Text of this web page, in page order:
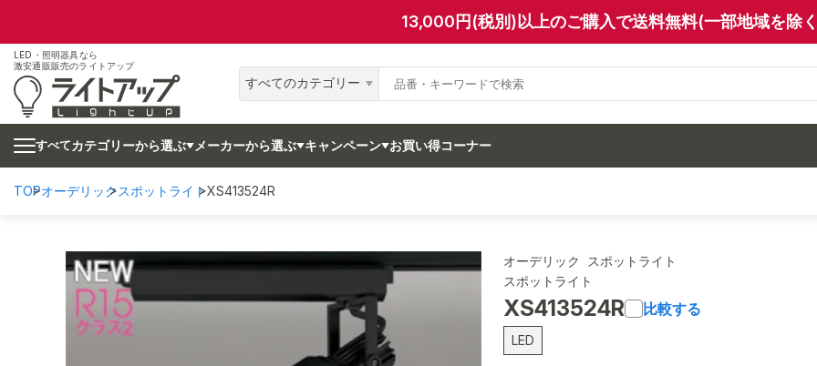
13,000円(税別)以上のご購入で送料無料(一部地域を除
LED・照明器具なら
激安通販販売のライトアップ
すべてのカテゴリー
すべてカテゴリーから選ぶ メーカーから選ぶ キャンペーン お買い得コーナー
TOPオーデリックスポットライトXS413524R
オーデリック スポットライト
スポットライト
XS413524R 比較する
LED